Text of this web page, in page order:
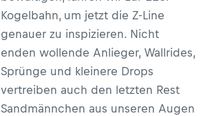
Kogelbahn, um jetzt die Z-Line
genauer zu inspizieren. Nicht
enden wollende Anlieger, Wallrides,
Sprünge und kleinere Drops
vertreiben auch den letzten Rest
Sandmännchen aus unseren Augen